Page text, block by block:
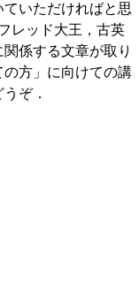
いただければと思
レッド大王，古英
係する文章が取り
方」に向けての講
ぞ．